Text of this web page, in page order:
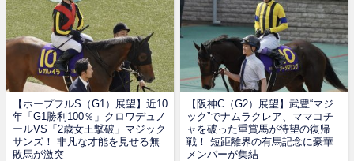
【ホープフルS（G1）展望】近10
年「G1勝利100％」クロワデュノ
ールVS「2歳女王撃破」マジック
サンズ！ 非凡な才能を見せる無
敗馬が激突
【阪神C（G2）展望】武豊“マジ
ック”でナムラクレア、ママコチ
ャを破った重賞馬が待望の復帰
戦！ 短距離界の有馬記念に豪華
メンバーが集結